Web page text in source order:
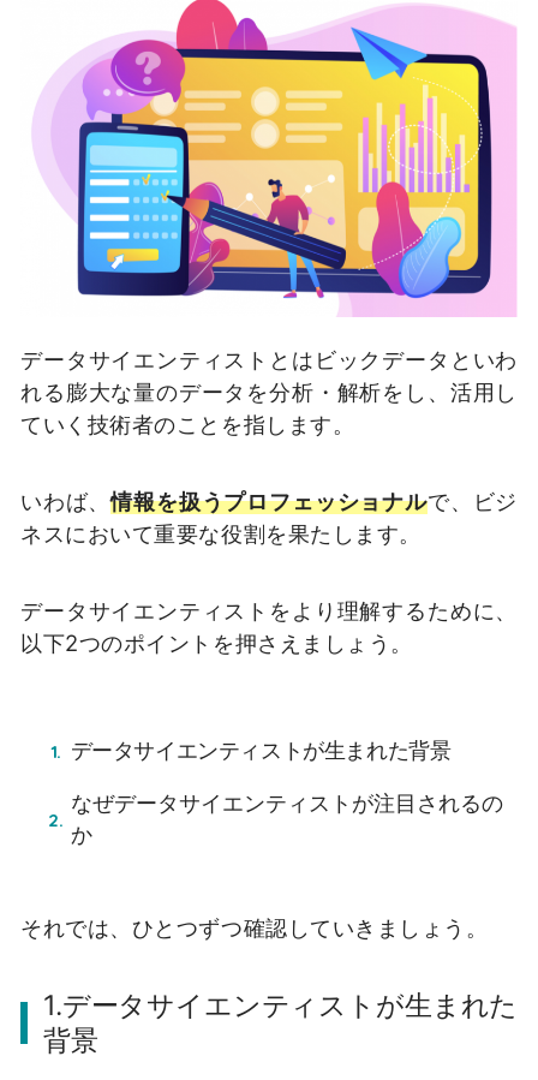
データサイエンティストとはビックデータといわ
れる膨大な量のデータを分析・解析をし、活用し
ていく技術者のことを指します。
いわば、情報を扱うプロフェッショナルで、ビジ
ネスにおいて重要な役割を果たします。
データサイエンティストをより理解するために、
以下2つのポイントを押さえましょう。
データサイエンティストが生まれた背景
なぜデータサイエンティストが注目されるの
か
それでは、ひとつずつ確認していきましょう。
1.データサイエンティストが生まれた
背景